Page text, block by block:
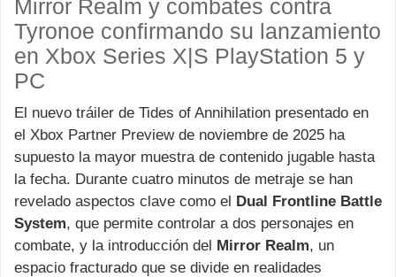
Mirror Realm y combates contra
Tyronoe confirmando su lanzamiento
en Xbox Series X|S PlayStation 5 y
PC
El nuevo tráiler de Tides of Annihilation presentado en
el Xbox Partner Preview de noviembre de 2025 ha
supuesto la mayor muestra de contenido jugable hasta
la fecha. Durante cuatro minutos de metraje se han
revelado aspectos clave como el Dual Frontline Battle
System, que permite controlar a dos personajes en
combate, y la introducción del Mirror Realm, un
espacio fracturado que se divide en realidades